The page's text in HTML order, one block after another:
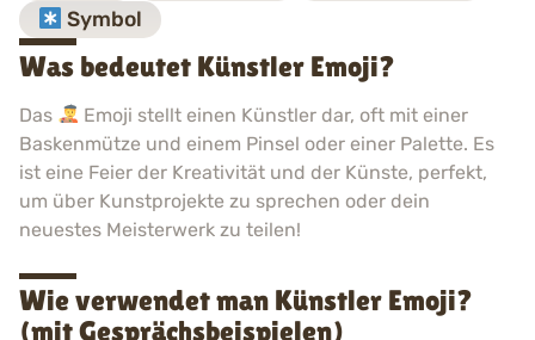
Symbol
Was bedeutet Künstler Emoji?
Das
Emoji stellt einen Künstler dar, oft mit einer
Baskenmütze und einem Pinsel oder einer Palette. Es
ist eine Feier der Kreativität und der Künste, perfekt,
um über Kunstprojekte zu sprechen oder dein
neuestes Meisterwerk zu teilen!
Wie verwendet man Künstler Emoji?
(mit Gesprächsbeispielen)